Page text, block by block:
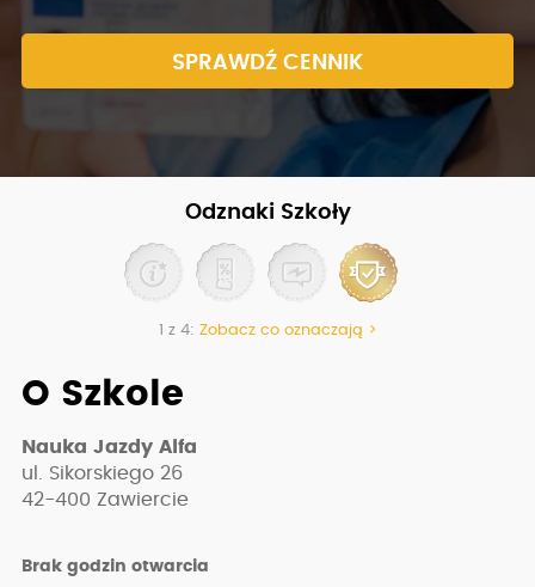
SPRAWDŹ CENNIK
Odznaki Szkoły
1 z 4: Zobacz co oznaczają >
O Szkole
Nauka Jazdy Alfa
ul. Sikorskiego 26
42-400 Zawiercie
Brak godzin otwarcia